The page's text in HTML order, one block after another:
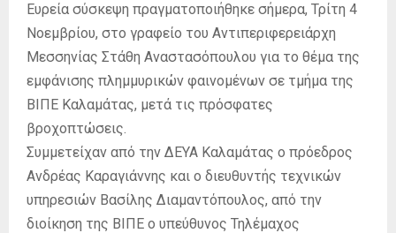
Ευρεία σύσκεψη πραγματοποιήθηκε σήμερα, Τρίτη 4
Νοεμβρίου, στο γραφείο του Αντιπεριφερειάρχη
Μεσσηνίας Στάθη Αναστασόπουλου για το θέμα της
εμφάνισης πλημμυρικών φαινομένων σε τμήμα της
ΒΙΠΕ Καλαμάτας, μετά τις πρόσφατες
βροχοπτώσεις.
Συμμετείχαν από την ΔΕΥΑ Καλαμάτας ο πρόεδρος
Ανδρέας Καραγιάννης και ο διευθυντής τεχνικών
υπηρεσιών Βασίλης Διαμαντόπουλος, από την
διοίκηση της ΒΙΠΕ ο υπεύθυνος Τηλέμαχος